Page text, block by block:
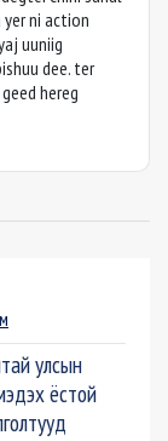
ni action
uuniig
dee. ter
hereg
улсын
ёстой